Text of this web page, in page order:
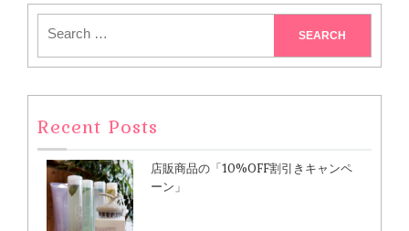
Recent Posts
店販商品の「10%OFF割引きキャンペ
ーン」